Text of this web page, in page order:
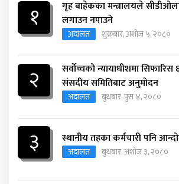
१
गृह बाहेकका मन्त्रालयले
लगाउन नपाउने
अदालत शुक्रबार, अशोज ५, २०८०
२
सर्वोच्चको न्यायाधीशमा
संसदीय समितिबाट अनुमोदन
अदालत बुधबार, पुस ४, २०८०
३ स्थानीय तहका कर्मचारी पनि
अदालत बुधबार, अशोज ३, २०८०